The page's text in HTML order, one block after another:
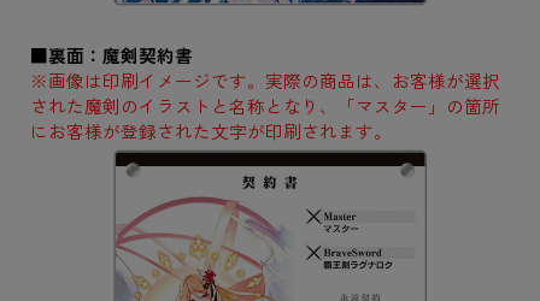
■裏面：魔剣契約書
※画像は印刷イメージです。実際の商品は、お客様が選択
された魔剣のイラストと名称となり、「マスター」の箇所
にお客様が登録された文字が印刷されます。